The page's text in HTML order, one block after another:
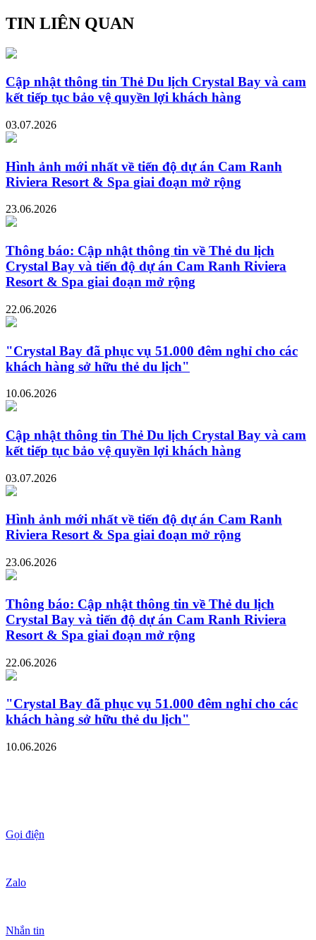
TIN LIÊN QUAN
Cập nhật thông tin Thẻ Du lịch Crystal Bay và cam
kết tiếp tục bảo vệ quyền lợi khách hàng
03.07.2026
Hình ảnh mới nhất về tiến độ dự án Cam Ranh
Riviera Resort & Spa giai đoạn mở rộng
23.06.2026
Thông báo: Cập nhật thông tin về Thẻ du lịch
Crystal Bay và tiến độ dự án Cam Ranh Riviera
Resort & Spa giai đoạn mở rộng
22.06.2026
"Crystal Bay đã phục vụ 51.000 đêm nghỉ cho các
khách hàng sở hữu thẻ du lịch"
10.06.2026
Cập nhật thông tin Thẻ Du lịch Crystal Bay và cam
kết tiếp tục bảo vệ quyền lợi khách hàng
03.07.2026
Hình ảnh mới nhất về tiến độ dự án Cam Ranh
Riviera Resort & Spa giai đoạn mở rộng
23.06.2026
Thông báo: Cập nhật thông tin về Thẻ du lịch
Crystal Bay và tiến độ dự án Cam Ranh Riviera
Resort & Spa giai đoạn mở rộng
22.06.2026
"Crystal Bay đã phục vụ 51.000 đêm nghỉ cho các
khách hàng sở hữu thẻ du lịch"
10.06.2026
Gọi điện
Zalo
Nhắn tin